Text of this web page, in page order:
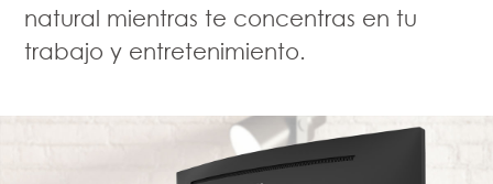
natural mientras te concentras en tu
trabajo y entretenimiento.